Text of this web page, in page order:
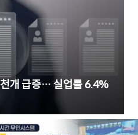
개 급증… 실업률 6.4%